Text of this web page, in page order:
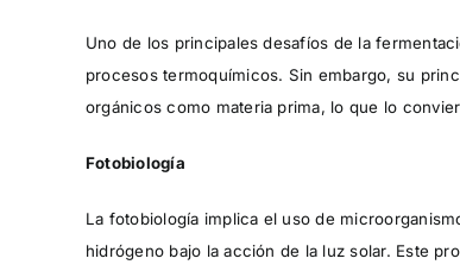
Uno de los principales desafíos de la
procesos termoquímicos. Sin embargo, su
orgánicos como materia prima, lo que lo
Fotobiología
La fotobiología implica el uso de
hidrógeno bajo la acción de la luz solar. Este